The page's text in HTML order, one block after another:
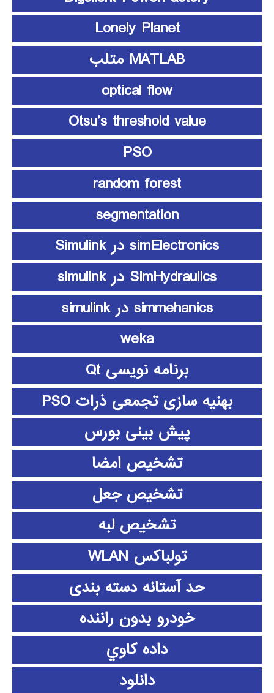
Lonely Planet
MATLAB متلب
optical flow
Otsu’s threshold value
PSO
random forest
segmentation
simElectronics در Simulink
SimHydraulics در simulink
simmehanics در simulink
weka
برنامه نویسی Qt
بهنیه سازی تجمعی ذرات PSO
پیش بینی بورس
تشخیص امضا
تشخیص جعل
تشخیص لبه
تولباکس WLAN
حد آستانه دسته بندی
خودرو بدون راننده
داده كاوي
دانلود